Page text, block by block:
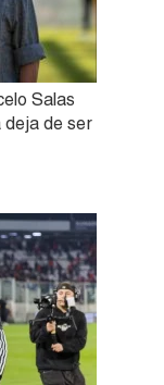
Salas
deja de ser